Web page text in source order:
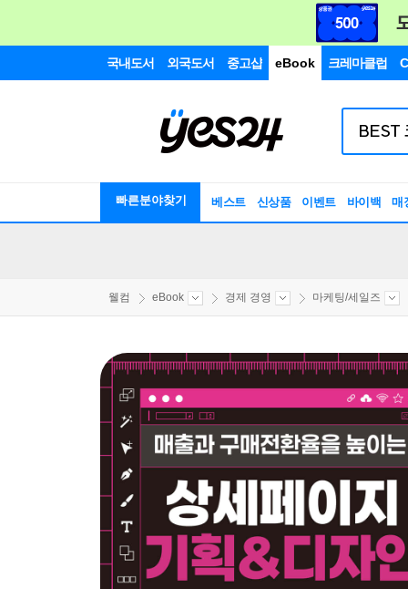
국내도서 외국도서 중고샵 eBook 크레마클럽
빠른분야찾기 베스트 신상품 이벤트 바이백 매
웰컴 eBook 경제 경영 마케팅/세일즈